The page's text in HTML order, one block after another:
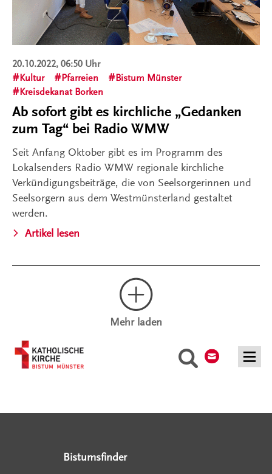
Suche
20.10.2022, 06:50 Uhr
Kultur
Pfarreien
Bistum Münster
Kreisdekanat Borken
Ab sofort gibt es kirchliche „Gedanken
zum Tag“ bei Radio WMW
Seit Anfang Oktober gibt es im Programm des
Lokalsenders Radio WMW regionale kirchliche
Verkündigungsbeiträge, die von Seelsorgerinnen und
Seelsorgern aus dem Westmünsterland gestaltet
werden.
Artikel lesen
Mehr laden
Bistumsfinder